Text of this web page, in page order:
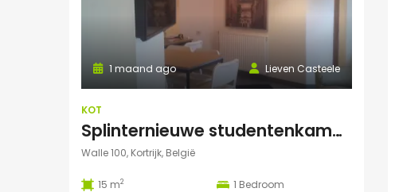
Lieven Casteele
1 maand ago
KOT
Splinternieuwe studentenkamer te huur in authentiek herenhuis
Walle 100, Kortrijk, België
15 m2 1 Bedroom